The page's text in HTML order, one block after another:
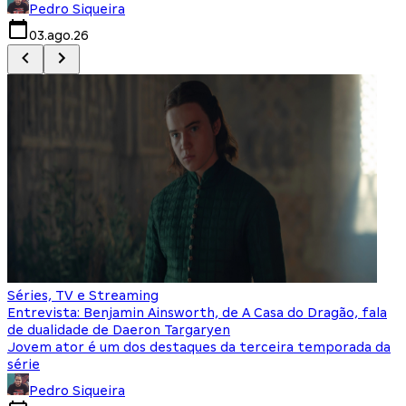
Pedro Siqueira
03.ago.26
Séries, TV e Streaming
Entrevista: Benjamin Ainsworth, de A Casa do Dragão, fala
de dualidade de Daeron Targaryen
Jovem ator é um dos destaques da terceira temporada da
série
Pedro Siqueira